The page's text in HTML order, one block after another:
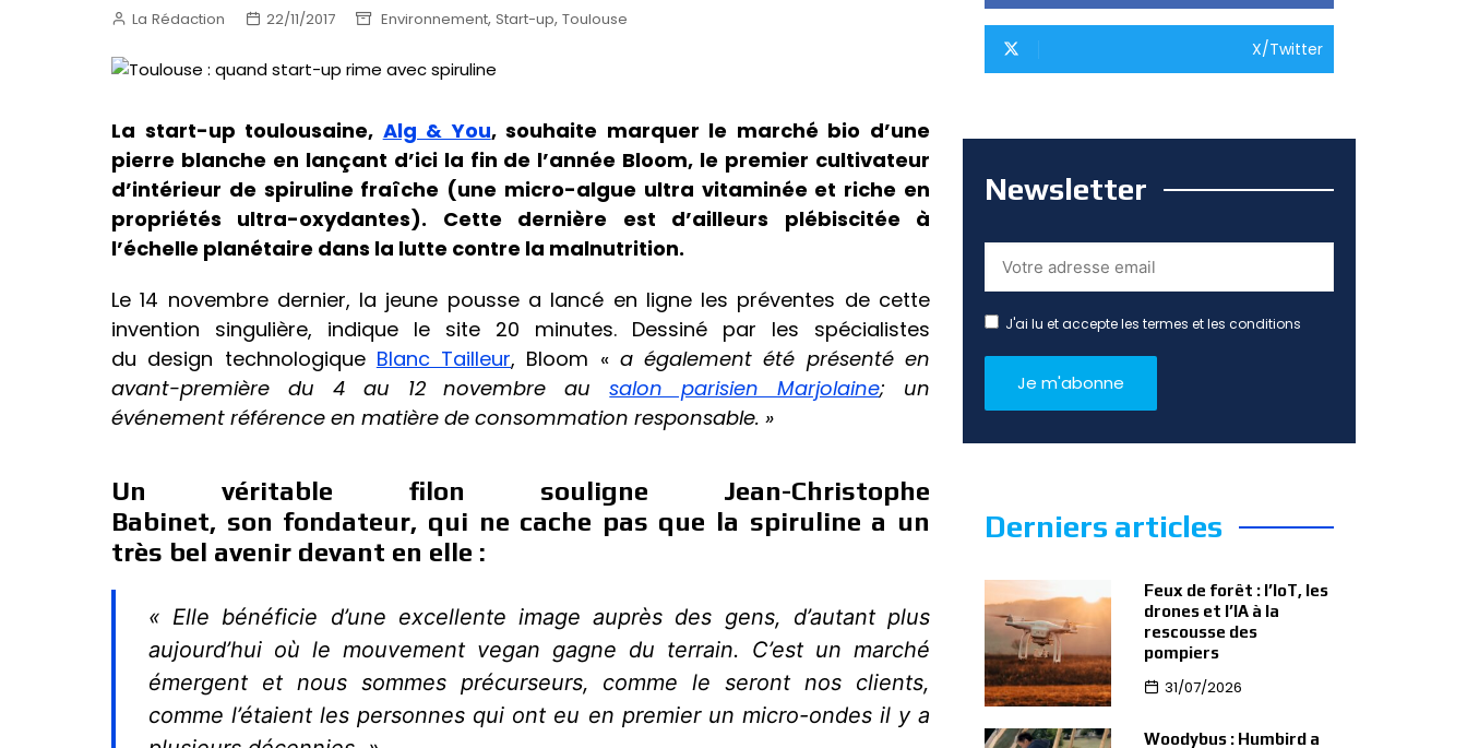
La Rédaction 22/11/2017 Environnement, Start-up, Toulouse
La start-up toulousaine, Alg & You, souhaite marquer le marché bio d’une
pierre blanche en lançant d’ici la fin de l’année Bloom, le premier cultivateur
d’intérieur de spiruline fraîche (une micro-algue ultra vitaminée et riche en
propriétés ultra-oxydantes). Cette dernière est d’ailleurs plébiscitée à
l’échelle planétaire dans la lutte contre la malnutrition.
Le 14 novembre dernier, la jeune pousse a lancé en ligne les préventes de cette
invention singulière, indique le site 20 minutes. Dessiné par les spécialistes
du design technologique Blanc Tailleur, Bloom « a également été présenté en
avant-première du 4 au 12 novembre ausalon parisien Marjolaine; un
événement référence en matière de consommation responsable. »
Un véritable filon souligne Jean-Christophe
Babinet, son fondateur, qui ne cache pas que la spiruline a un
très bel avenir devant en elle :
« Elle bénéficie d’une excellente image auprès des gens, d’autant plus
aujourd’hui où le mouvement vegan gagne du terrain. C’est un marché
émergent et nous sommes précurseurs, comme le seront nos clients,
comme l’étaient les personnes qui ont eu en premier un micro-ondes il y a
X/Twitter
Newsletter
J'ai lu et accepte les termes et les conditions
Derniers articles
Feux de forêt : l’IoT, les
drones et l’IA à la
rescousse des
pompiers
31/07/2026
Woodybus : Humbird a